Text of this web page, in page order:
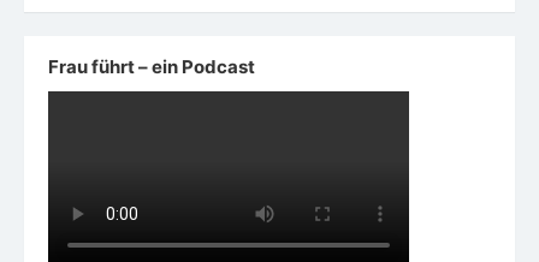
Frau führt – ein Podcast